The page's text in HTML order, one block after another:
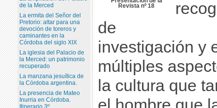
Revista nº 18
de
investigación y
múltiples
la cultura que
de la Merced
La ermita del Señor del
Pretorio: altar para una
devoción de toreros y
caminantes en la
Córdoba del siglo XIX
La iglesia del Palacio de
la Merced: un patrimonio
recuperado
La manzana jesuítica de
la Córdoba argentina.
La presencia de Mateo
Inurria en Córdoba.
Itinerario 3º